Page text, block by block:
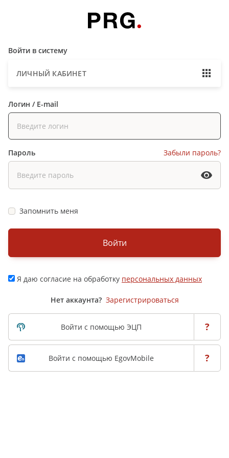
Войти в систему
ЛИЧНЫЙ КАБИНЕТ
Логин / E-mail
Пароль Забыли пароль?
Запомнить меня
Войти
Я даю согласие на обработку персональных данных
Нет аккаунта? Зарегистрироваться
Войти с помощью ЭЦП ?
Войти с помощью EgovMobile ?